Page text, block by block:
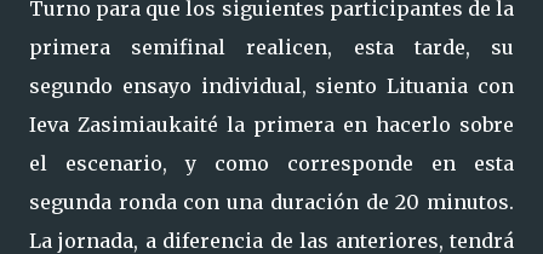
Turno para que los siguientes participantes de la
primera semifinal realicen, esta tarde, su
segundo ensayo individual, siento Lituania con
Ieva Zasimiaukaité la primera en hacerlo sobre
el escenario, y como corresponde en esta
segunda ronda con una duración de 20 minutos.
La jornada, a diferencia de las anteriores, tendrá